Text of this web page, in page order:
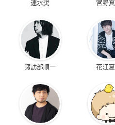
速水奨 宮野
諏訪部順一 花江